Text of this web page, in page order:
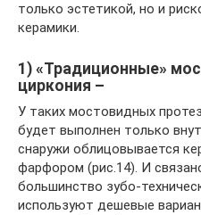
только эстетикой, но и
керамики.
1) «Традиционные»
циркония –
У таких мостовидных
будет выполнен только
снаружи облицовывается
фарфором (рис.14). И
большинство зубо-
используют дешевые